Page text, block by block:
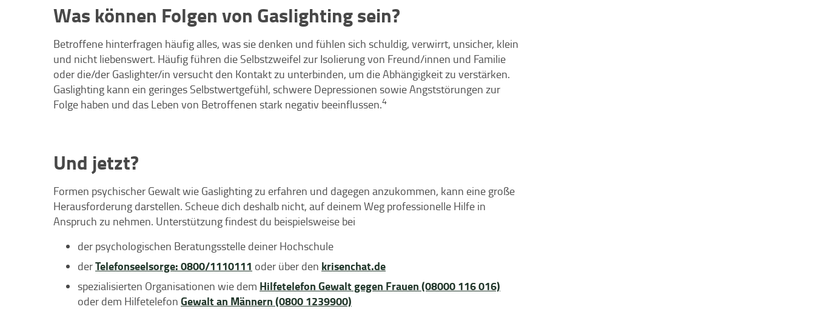
Was können Folgen von Gaslighting sein?
Betroffene hinterfragen häufig alles, was sie denken und fühlen sich schuldig, verwirrt, unsicher, klein
und nicht liebenswert. Häufig führen die Selbstzweifel zur Isolierung von Freund/innen und Familie
oder die/der Gaslighter/in versucht den Kontakt zu unterbinden, um die Abhängigkeit zu verstärken.
Gaslighting kann ein geringes Selbstwertgefühl, schwere Depressionen sowie Angststörungen zur
Folge haben und das Leben von Betroffenen stark negativ beeinflussen.4
Und jetzt?
Formen psychischer Gewalt wie Gaslighting zu erfahren und dagegen anzukommen, kann eine große
Herausforderung darstellen. Scheue dich deshalb nicht, auf deinem Weg professionelle Hilfe in
Anspruch zu nehmen. Unterstützung findest du beispielsweise bei
der psychologischen Beratungsstelle deiner Hochschule
derTelefonseelsorge: 0800/1110111 oder über den krisenchat.de
spezialisierten Organisationen wie dem Hilfetelefon Gewalt gegen Frauen (08000 116 016)
oder dem Hilfetelefon Gewalt an Männern (0800 1239900)